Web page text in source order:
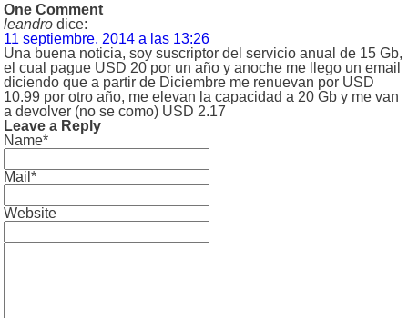
One Comment
leandro dice:
11 septiembre, 2014 a las 13:26
Una buena noticia, soy suscriptor del servicio anual de 15 Gb,
el cual pague USD 20 por un año y anoche me llego un email
diciendo que a partir de Diciembre me renuevan por USD
10.99 por otro año, me elevan la capacidad a 20 Gb y me van
a devolver (no se como) USD 2.17
Leave a Reply
Name*
Mail*
Website